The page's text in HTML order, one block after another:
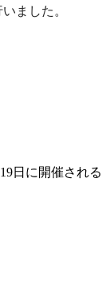
ました。
日に開催される